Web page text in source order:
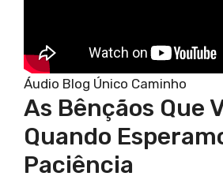
Áudio Blog Único Caminho
As Bênçãos Que
Quando
Paciência